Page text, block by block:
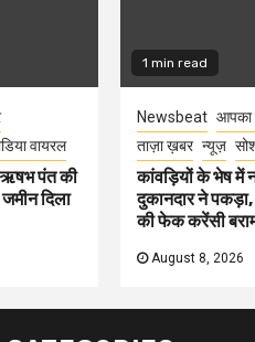
वायरल
पंत की
दिला
1 min read
Newsbeat आपका
ताज़ा ख़बर न्यूज़
कांवड़ियों के भेष में
दुकानदार ने
की फेक करेंसी
August 8, 2026